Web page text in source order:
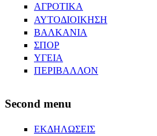
ΑΓΡΟΤΙΚΑ
ΑΥΤΟΔΙΟΙΚΗΣΗ
ΒΑΛΚΑΝΙΑ
ΣΠΟΡ
ΥΓΕΙΑ
ΠΕΡΙΒΑΛΛΟΝ
Second menu
ΕΚΔΗΛΩΣΕΙΣ